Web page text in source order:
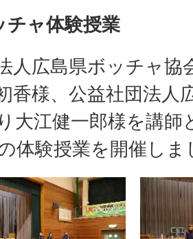
チャ体験授業
人広島県ボッチャ協
香様、公益社団法人
大江健一郎様を講師
体験授業を開催しま